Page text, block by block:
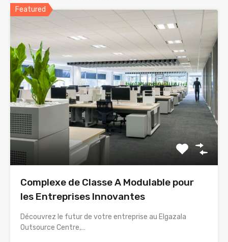
Featured
Complexe de Classe A Modulable pour
les Entreprises Innovantes
Découvrez le futur de votre entreprise au Elgazala
Outsource Centre,…